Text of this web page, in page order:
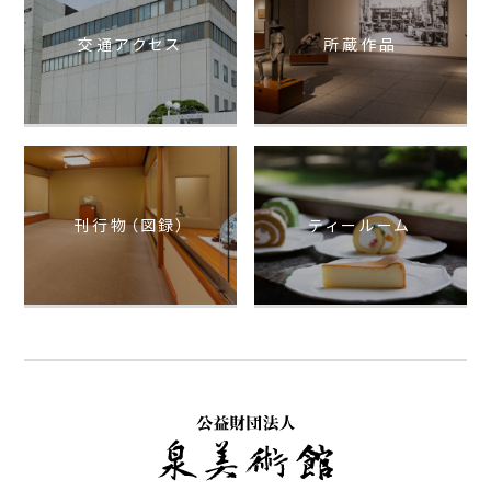
交通アクセス 所蔵作品
刊行物（図録） ティールーム